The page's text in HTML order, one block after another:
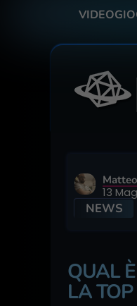
13
NEWS
QUAL
LA